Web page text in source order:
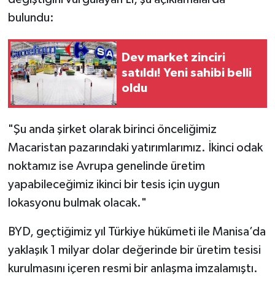
bulundu:
Dev market zinciri
satıldı! Yeni sahibi belli
oldu
"Şu anda şirket olarak birinci önceliğimiz
Macaristan pazarındaki yatırımlarımız. İkinci odak
noktamız ise Avrupa genelinde üretim
yapabileceğimiz ikinci bir tesis için uygun
lokasyonu bulmak olacak."
BYD, geçtiğimiz yıl Türkiye hükümeti ile Manisa’da
yaklaşık 1 milyar dolar değerinde bir üretim tesisi
kurulmasını içeren resmi bir anlaşma imzalamıştı.